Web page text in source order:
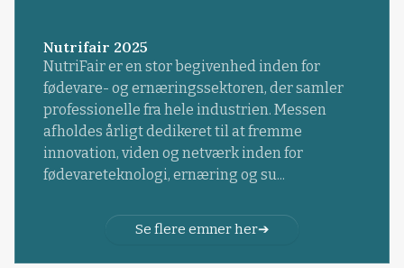
Nutrifair 2025
NutriFair er en stor begivenhed inden for
fødevare- og ernæringssektoren, der samler
professionelle fra hele industrien. Messen
afholdes årligt dedikeret til at fremme
innovation, viden og netværk inden for
fødevareteknologi, ernæring og su...
Se flere emner her